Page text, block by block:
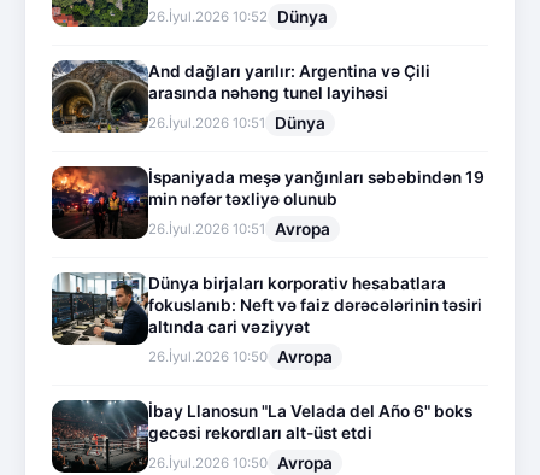
26.İyul.2026 10:52 Dünya
And dağları yarılır: Argentina və Çili
arasında nəhəng tunel layihəsi
26.İyul.2026 10:51 Dünya
İspaniyada meşə yanğınları səbəbindən 19
min nəfər təxliyə olunub
26.İyul.2026 10:51 Avropa
Dünya birjaları korporativ hesabatlara
fokuslanıb: Neft və faiz dərəcələrinin təsiri
altında cari vəziyyət
26.İyul.2026 10:50 Avropa
İbay Llanosun "La Velada del Año 6" boks
gecəsi rekordları alt-üst etdi
26.İyul.2026 10:50 Avropa